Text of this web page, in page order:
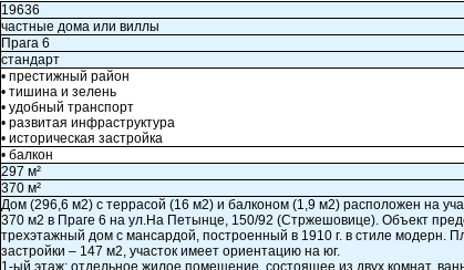
19636
частные дома или виллы
Прага 6
стандарт
• престижный район
• тишина и зелень
• удобный транспорт
• развитая инфраструктура
• историческая застройка
• балкон
297 м²
370 м²
Дом (296,6 м2) с террасой (16 м2) и балконом (1,9 м2) расположен на
370 м2 в Праге 6 на ул.На Петынце, 150/92 (Стржешовице). Объект
трехэтажный дом с мансардой, построенный в 1910 г. в стиле модерн.
застройки – 147 м2, участок имеет ориентацию на юг.
1-ый этаж: отдельное жилое помещение, состоящее из двух комнат,